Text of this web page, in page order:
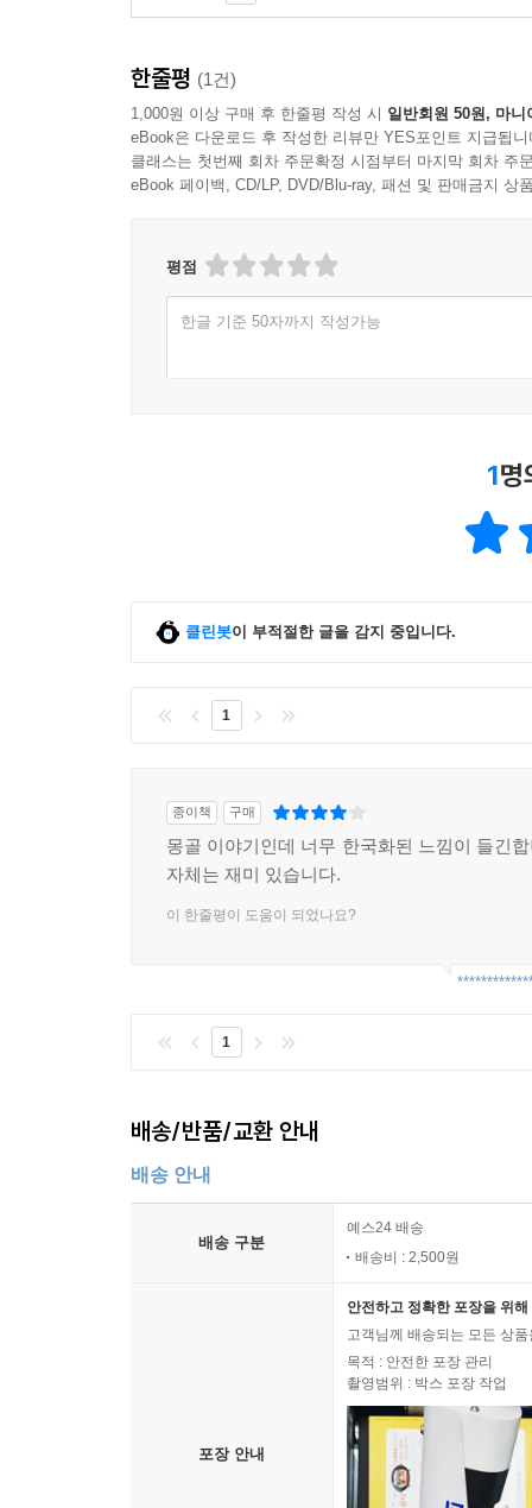
한줄평 (1건)
1,000원 이상 구매 후 한줄평 작성 시 일반회원 50원, 마니
eBook은 다운로드 후 작성한 리뷰만 YES포인트 지급됩니
클래스는 첫번째 회차 주문확정 시점부터 마지막 회차 주
eBook 페이백, CD/LP, DVD/Blu-ray, 패션 및 판매금지 상
평점
한글 기준 50자까지 작성가능
1명
클린봇이 부적절한 글을 감지 중입니다.
1
종이책 구매
몽골 이야기인데 너무 한국화된 느낌이 들긴
자체는 재미 있습니다.
이 한줄평이 도움이 되었나요?
1
배송/반품/교환 안내
배송 안내
배송 구분
예스24 배송
배송비 : 2,500원
포장 안내
안전하고 정확한 포장을 위
고객님께 배송되는 모든 상
목적 : 안전한 포장 관리
촬영범위 : 박스 포장 작업